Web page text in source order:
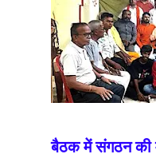
बैठक में संगठन की